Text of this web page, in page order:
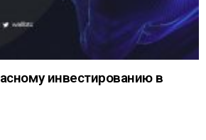
инвестированию в